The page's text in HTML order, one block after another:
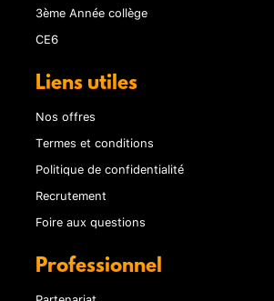
3ème Année collège
CE6
Liens utiles
Nos offres
Termes et conditions
Politique de confidentialité
Recrutement
Foire aux questions
Professionnel